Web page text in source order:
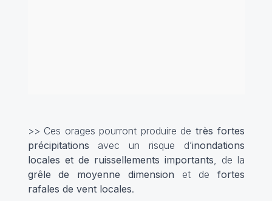
>> Ces orages pourront produire de très fortes
précipitations avec un risque d’inondations
locales et de ruissellements importants, de la
grêle de moyenne dimension et de fortes
rafales de vent locales.